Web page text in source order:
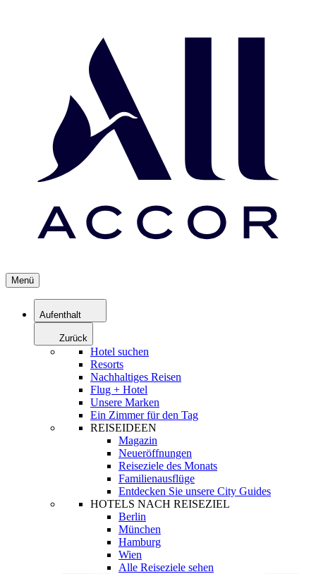
Menü
Aufenthalt
Zurück
Hotel suchen
Resorts
Nachhaltiges Reisen
Flug + Hotel
Unsere Marken
Ein Zimmer für den Tag
REISEIDEEN
Magazin
Neueröffnungen
Reiseziele des Monats
Familienausflüge
Entdecken Sie unsere City Guides
HOTELS NACH REISEZIEL
Berlin
München
Hamburg
Wien
Alle Reiseziele sehen